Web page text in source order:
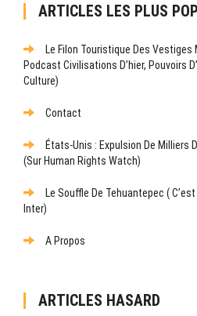
ARTICLES LES PLUS
Le Filon Touristique Des Vestiges
Podcast Civilisations D’hier, Pouvoirs
Culture)
Contact
États-Unis : Expulsion De Milliers
(sur Human Rights Watch)
Le Souffle De Tehuantepec (
Inter)
A Propos
ARTICLES HASARD